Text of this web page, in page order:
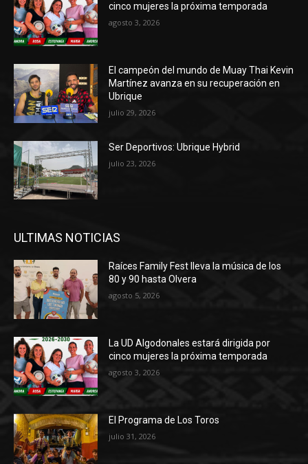
cinco mujeres la próxima temporada
agosto 3, 2026
El campeón del mundo de Muay Thai Kevin
Martínez avanza en su recuperación en
Ubrique
julio 29, 2026
Ser Deportivos: Ubrique Hybrid
julio 23, 2026
ULTIMAS NOTICIAS
Raíces Family Fest lleva la música de los
80 y 90 hasta Olvera
agosto 5, 2026
La UD Algodonales estará dirigida por
cinco mujeres la próxima temporada
agosto 3, 2026
El Programa de Los Toros
julio 31, 2026